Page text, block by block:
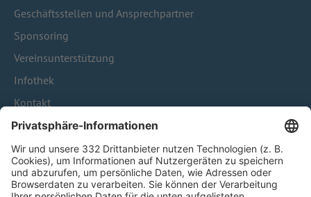
Geschäftsstellen und Ansprechpartner
Sponsoring
Vereinsunterstützung
Infothek
Kontakt
HÄUFIG BESUCHTE SEITEN
Pässe und Vereinswechsel
Trainerausbildung